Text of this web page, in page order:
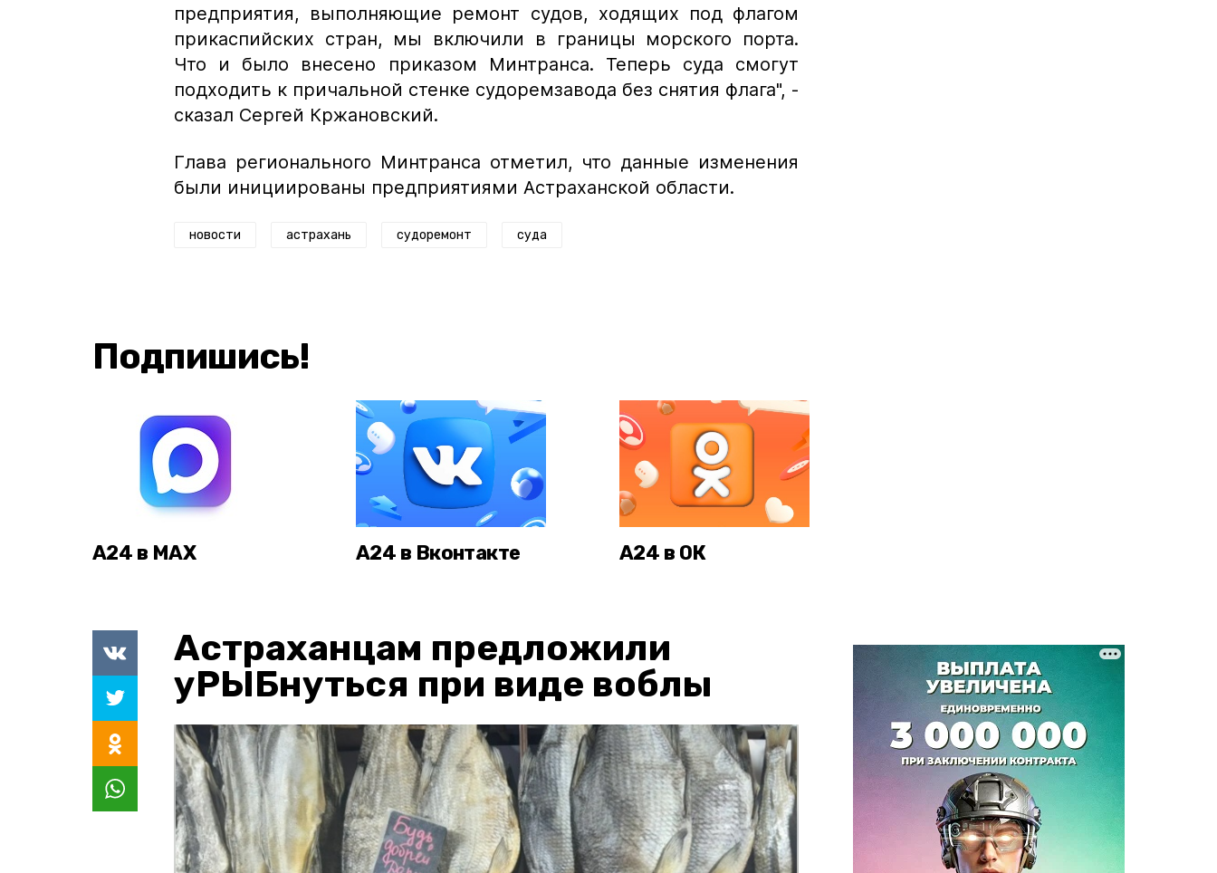
предприятия, выполняющие ремонт судов, ходящих под флагом
прикаспийских стран, мы включили в границы морского порта.
Что и было внесено приказом Минтранса. Теперь суда смогут
подходить к причальной стенке судоремзавода без снятия флага", -
сказал Сергей Кржановский.
Глава регионального Минтранса отметил, что данные изменения
были инициированы предприятиями Астраханской области.
новости астрахань судоремонт суда
Подпишись!
А24 в MAX А24 в Вконтакте А24 в ОК
Астраханцам предложили
уРЫБнуться при виде воблы